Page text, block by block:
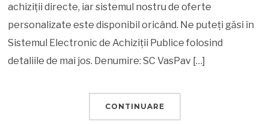
achiziții directe, iar sistemul nostru de oferte
personalizate este disponibil oricând. Ne puteți găsi în
Sistemul Electronic de Achiziții Publice folosind
detaliile de mai jos. Denumire: SC VasPav […]
CONTINUARE